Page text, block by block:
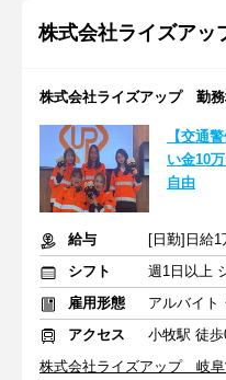
株式会社ライズア
株式会社ライズアップ 勤務
【交通
い金10
自由
給与
シフト
週1日以上
雇用形態
アルバイト
アクセス
小牧駅 徒
株式会社ライズアップ 岐阜